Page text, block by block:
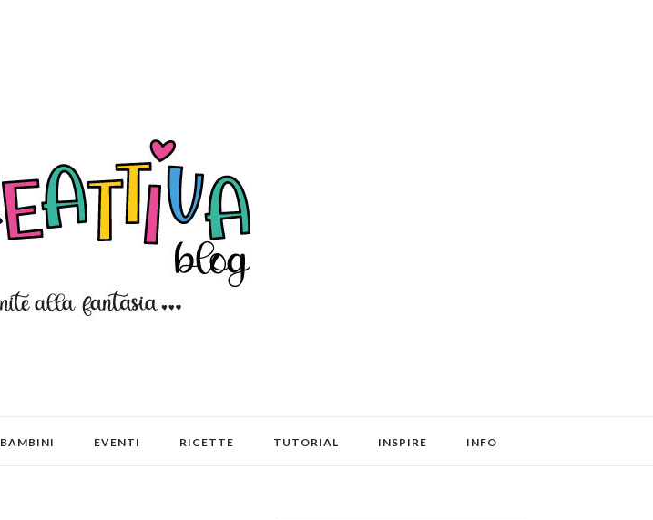
BAMBINI EVENTI RICETTE TUTORIAL INSPIRE INFO